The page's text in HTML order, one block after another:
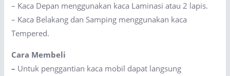
– Kaca Depan menggunakan kaca Laminasi atau 2 lapis.
– Kaca Belakang dan Samping menggunakan kaca
Tempered.
Cara Membeli
– Untuk penggantian kaca mobil dapat langsung